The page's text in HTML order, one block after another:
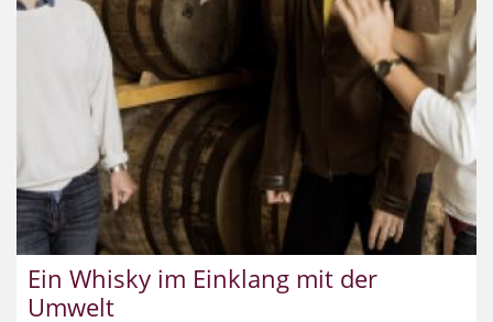
Ein Whisky im Einklang mit der
Umwelt